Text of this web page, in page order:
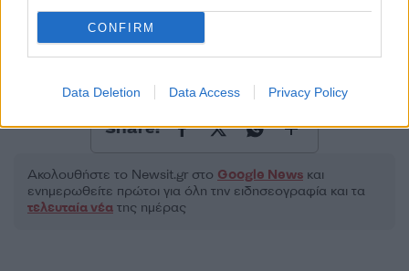
CONFIRM
Data Deletion Data Access Privacy Policy
Όροι Χρήσης. Το site προστατεύεται από reCAPTCHA, ισχύουν
Πολιτική Απορρήτου
Όροι Χρήσης
ΚΕΙΤΙ ΠΕΡΙ
ΟΡΛΑΝΤΟ ΜΠΛΟΥΜ
Share:
Ακολουθήστε το Νewsit.gr στο Google News και
ενημερωθείτε πρώτοι για όλη την ειδησεογραφία και τα
τελευταία νέα της ημέρας